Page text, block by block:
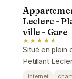
Leclerc -
ville - Gare
★★★★★
Situé en plein
Pétillant
explorer la
internet